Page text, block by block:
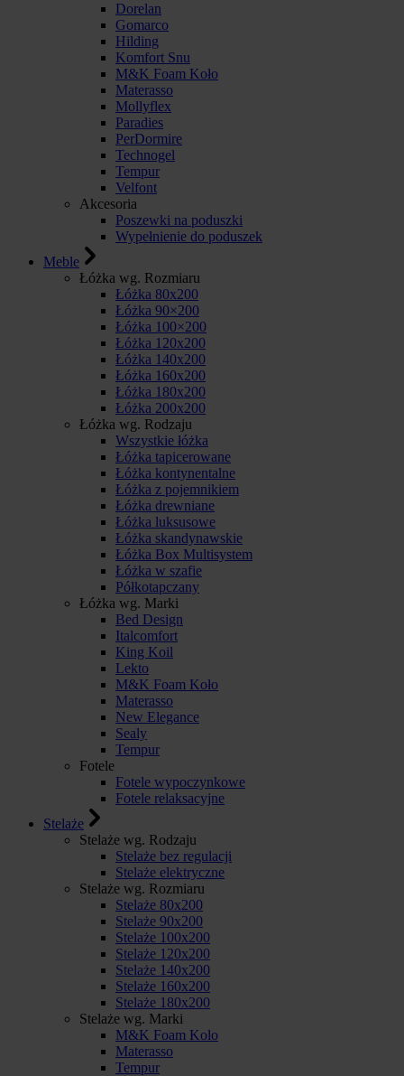
Dorelan
Gomarco
Hilding
Komfort Snu
M&K Foam Koło
Materasso
Mollyflex
Paradies
PerDormire
Technogel
Tempur
Velfont
Akcesoria
Poszewki na poduszki
Wypełnienie do poduszek
Meble
Łóżka wg. Rozmiaru
Łóżka 80x200
Łóżka 90×200
Łóżka 100×200
Łóżka 120x200
Łóżka 140x200
Łóżka 160x200
Łóżka 180x200
Łóżka 200x200
Łóżka wg. Rodzaju
Wszystkie łóżka
Łóżka tapicerowane
Łóżka kontynentalne
Łóżka z pojemnikiem
Łóżka drewniane
Łóżka luksusowe
Łóżka skandynawskie
Łóżka Box Multisystem
Łóżka w szafie
Półkotapczany
Łóżka wg. Marki
Bed Design
Italcomfort
King Koil
Lekto
M&K Foam Koło
Materasso
New Elegance
Sealy
Tempur
Fotele
Fotele wypoczynkowe
Fotele relaksacyjne
Stelaże
Stelaże wg. Rodzaju
Stelaże bez regulacji
Stelaże elektryczne
Stelaże wg. Rozmiaru
Stelaże 80x200
Stelaże 90x200
Stelaże 100x200
Stelaże 120x200
Stelaże 140x200
Stelaże 160x200
Stelaże 180x200
Stelaże wg. Marki
M&K Foam Kolo
Materasso
Tempur